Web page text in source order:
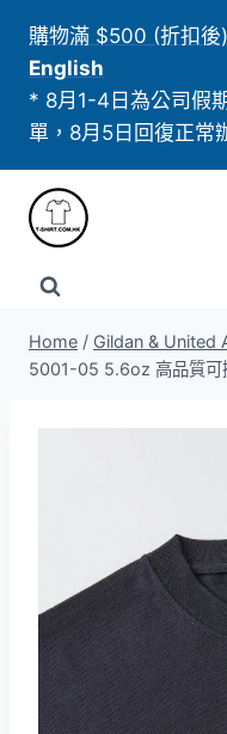
content
購物滿 $500 (折扣後
English
* 8月1-4日為公司假
單，8月5日回復正常
Home / Gildan & United
5001-05 5.6oz 高品質可